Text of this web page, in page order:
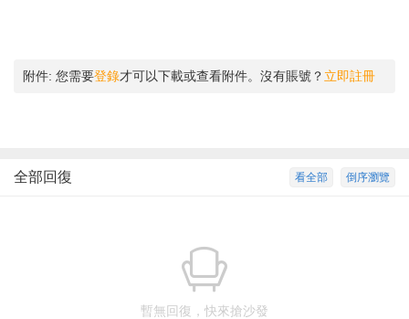
附件: 您需要登錄才可以下載或查看附件。沒有賬號？ 立即註冊
倒序瀏覽
看全部
全部回復
暫無回復，快來搶沙發